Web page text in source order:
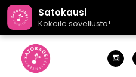
Satokausi
Kokeile sovellusta!